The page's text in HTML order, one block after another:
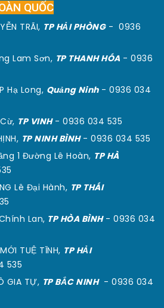
QUỐC
TRÃI, TP HẢI PHÒNG- 0936
Lam Sơn, TP THANH HÓA - 0936
Hạ Long, Quảng Ninh- 0936 034
TP VINH- 0936 034 535
TP NINH BÌNH- 0936 034 535
1 Đường Lê Hoàn, TP HÀ
Lê Đại Hành, TP THÁI
Lan, TP HÒA BÌNH- 0936 034
TUỆ TĨNH, TP HẢI
535
GIA TỰ, TP BẮC NINH- 0936 034